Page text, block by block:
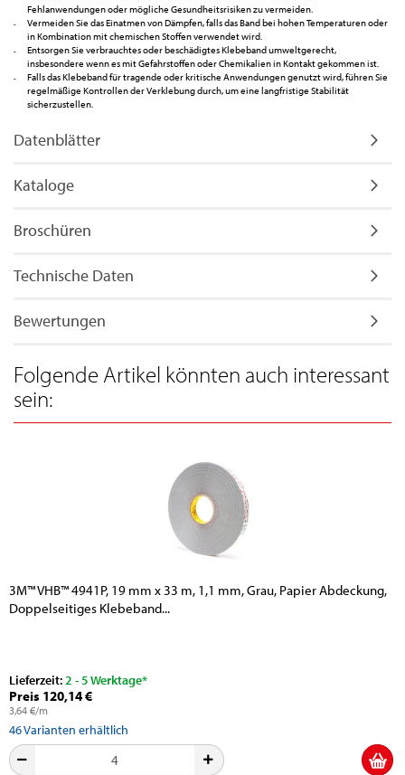
Fehlanwendungen oder mögliche Gesundheitsrisiken zu vermeiden.
Vermeiden Sie das Einatmen von Dämpfen, falls das Band bei hohen Temperaturen oder
in Kombination mit chemischen Stoffen verwendet wird.
Entsorgen Sie verbrauchtes oder beschädigtes Klebeband umweltgerecht,
insbesondere wenn es mit Gefahrstoffen oder Chemikalien in Kontakt gekommen ist.
Falls das Klebeband für tragende oder kritische Anwendungen genutzt wird, führen Sie
regelmäßige Kontrollen der Verklebung durch, um eine langfristige Stabilität
sicherzustellen.
Datenblätter
Kataloge
Broschüren
Technische Daten
Bewertungen
Folgende Artikel könnten auch interessant
sein:
3M™ VHB™ 4941P, 19 mm x 33 m, 1,1 mm, Grau, Papier Abdeckung,
Doppelseitiges Klebeband...
Lieferzeit:2 - 5 Werktage*
Preis 120,14 €
3,64 €/m
46Varianten erhältlich